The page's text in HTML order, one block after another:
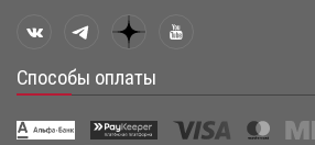
Способы оплаты